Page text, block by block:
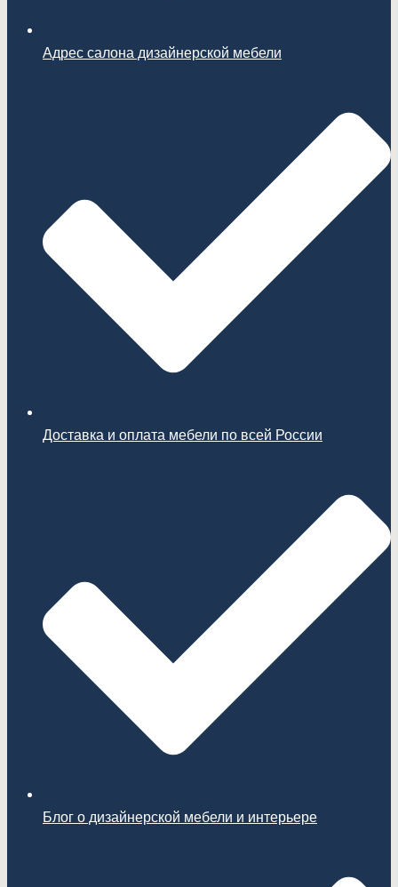
Адрес салона дизайнерской мебели
Доставка и оплата мебели по всей России
Блог о дизайнерской мебели и интерьере